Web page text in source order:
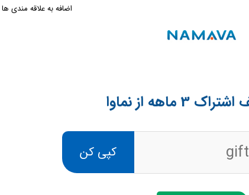
اضافه به علاقه مندی ها
3 ماهه از نماوا
gift کپی کن